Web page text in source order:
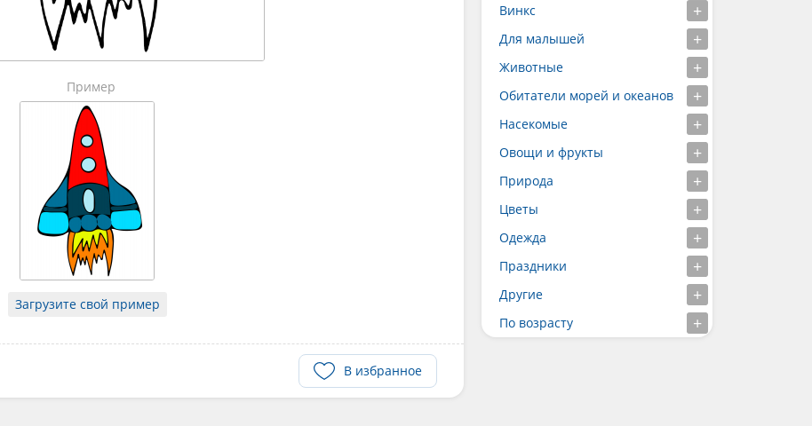
Пример
Загрузите свой пример
В избранное
Винкс
Для малышей
Животные
Обитатели морей и океанов
Насекомые
Овощи и фрукты
Природа
Цветы
Одежда
Праздники
Другие
По возрасту